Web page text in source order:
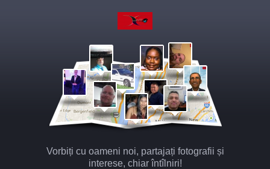
Vorbiți cu oameni noi, partajați fotografii și
interese, chiar întîlniri!